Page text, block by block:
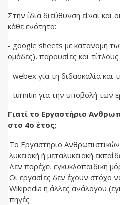
Στην ίδια διεύθυνση είναι και
κάθε ενότητα:
- google sheets με κατανομή
ομάδες), παρουσίες και
- webex για τη διδασκαλία και
- turnitin για την υποβολή των
Γιατί το Εργαστήριο
στο 4ο έτος;
Tο Εργαστήριο
λυκειακή ή μεταλυκειακή
Δεν παρέχει εγκυκλοπαιδική
Οι εργασίες δεν έχουν στόχο
Wikipedia ή άλλες ανάλογου
πηγές